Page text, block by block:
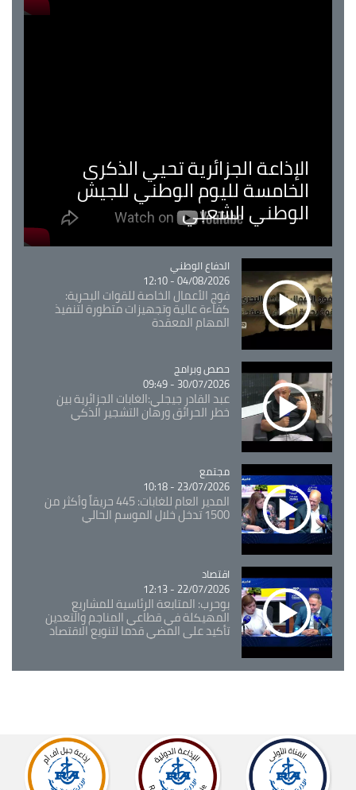
الإذاعة الجزائرية تحيي الذكرى
الخامسة لليوم الوطني للجيش
الوطني الشعبي
Catégorie
الدفاع الوطني
04/08/2026 - 12:10
فوج الأعمال الخاصة للقوات البحرية:
كفاءة عالية وتجهيزات متطورة لتنفيذ
المهام المعقدة
Catégorie
حصص وبرامج
30/07/2026 - 09:49
عبد القادر جيجلي:الغابات الجزائرية بين
خطر الحرائق ورهان التشجير الذكي
Catégorie
مجتمع
23/07/2026 - 10:18
المدير العام للغابات: 445 حريقاً وأكثر من
1500 تدخل خلال الموسم الحالي
Catégorie
اقتصاد
22/07/2026 - 12:13
بوحرب: المتابعة الرئاسية للمشاريع
المهيكلة في قطاعي المناجم والتعدين
تأكيد على المضي قدما لتنويع الاقتصاد